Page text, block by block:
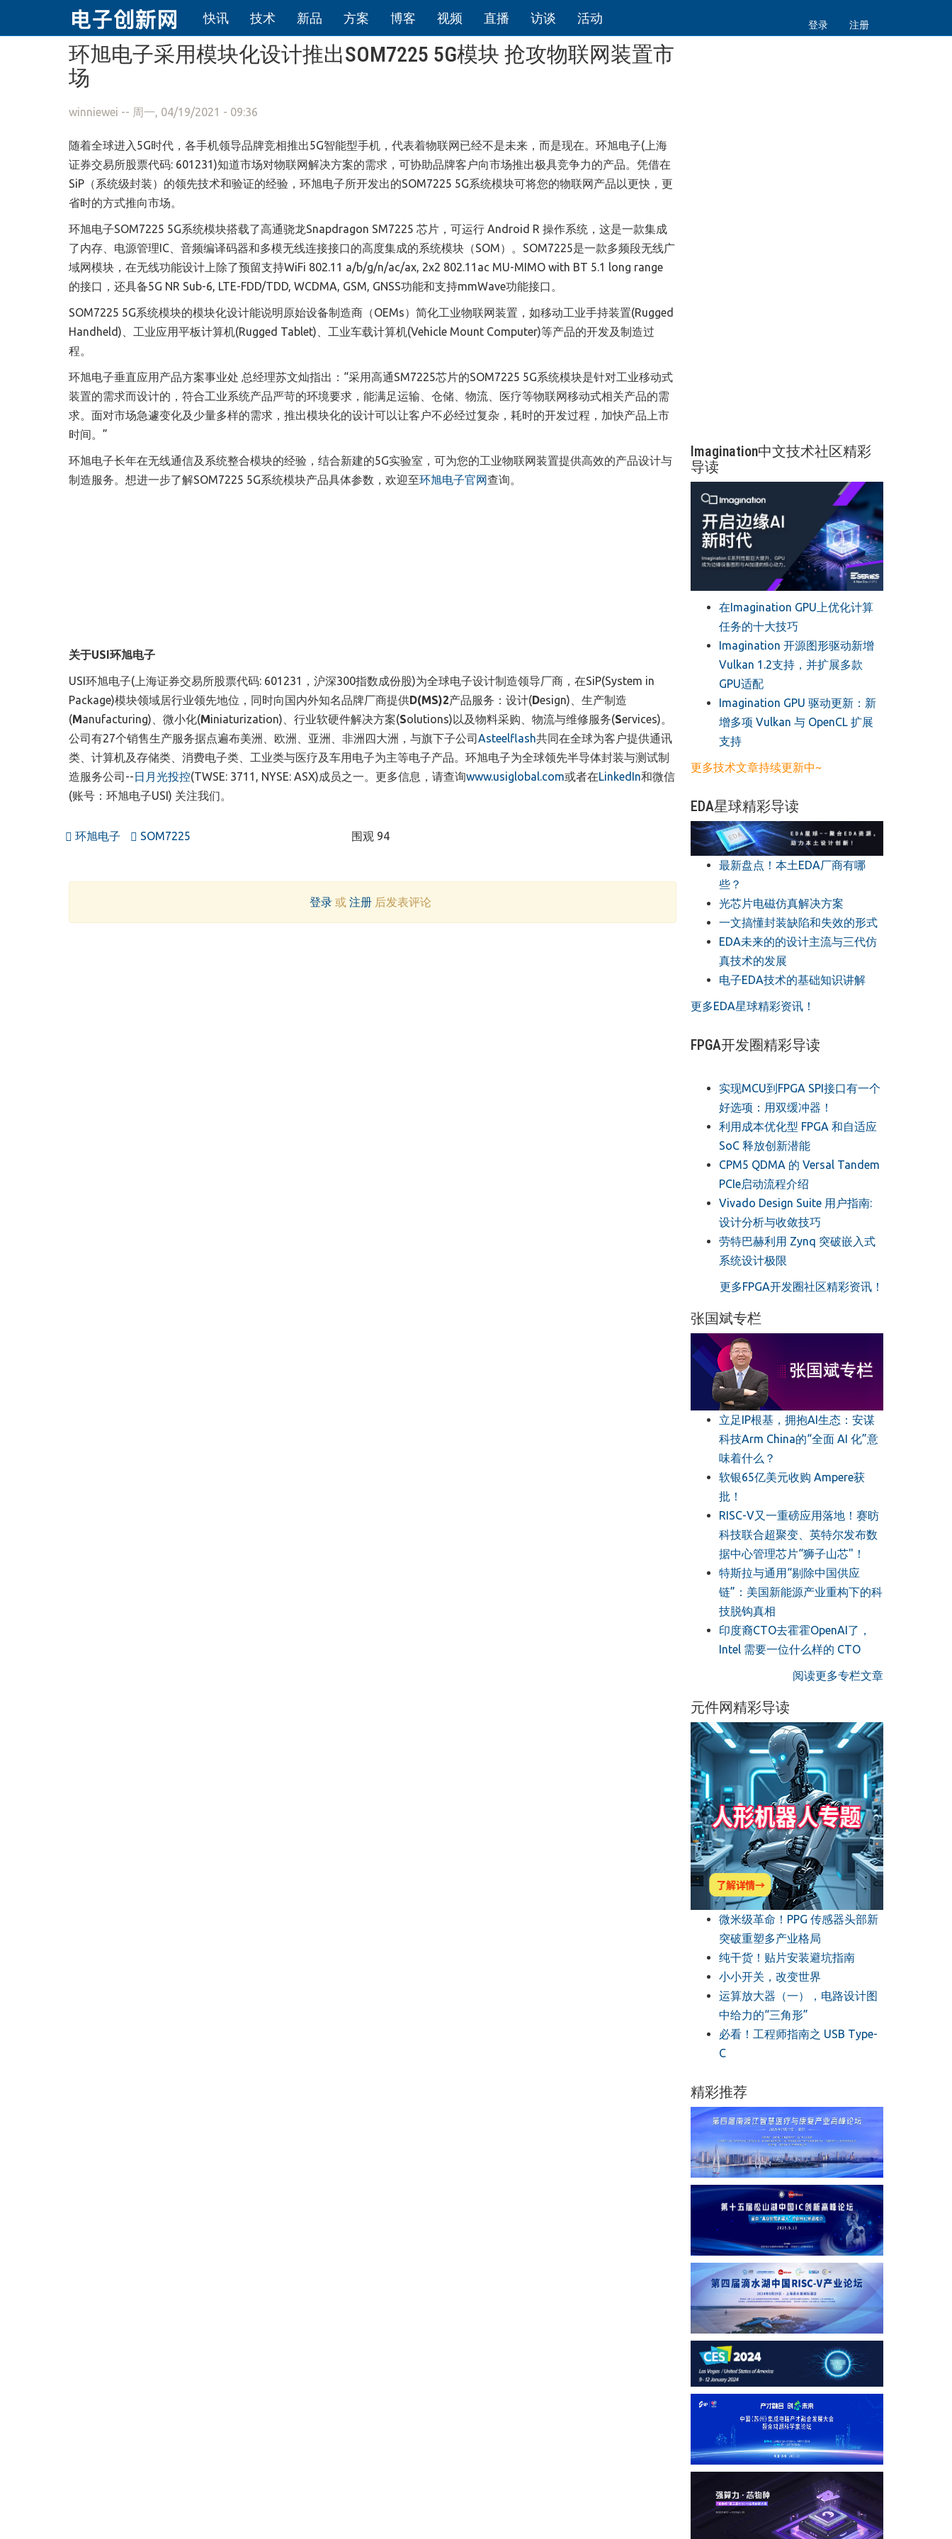
跳转到主要内容
快讯 技术 新品 方案 博客 视频 直播 访谈 活动 登录 注册
环旭电子采用模块化设计推出SOM7225 5G模块 抢攻物联网装置市
场
winniewei -- 周一, 04/19/2021 - 09:36
随着全球进入5G时代，各手机领导品牌竞相推出5G智能型手机，代表着物联网已经不是未来，而是现在。环旭电子(上海
证券交易所股票代码: 601231)知道市场对物联网解决方案的需求，可协助品牌客户向市场推出极具竞争力的产品。凭借在
SiP（系统级封装）的领先技术和验证的经验，环旭电子所开发出的SOM7225 5G系统模块可将您的物联网产品以更快，更
省时的方式推向市场。
环旭电子SOM7225 5G系统模块搭载了高通骁龙Snapdragon SM7225 芯片，可运行 Android R 操作系统，这是一款集成
了内存、电源管理IC、音频编译码器和多模无线连接接口的高度集成的系统模块（SOM）。SOM7225是一款多频段无线广
域网模块，在无线功能设计上除了预留支持WiFi 802.11 a/b/g/n/ac/ax, 2x2 802.11ac MU-MIMO with BT 5.1 long range
的接口，还具备5G NR Sub-6, LTE-FDD/TDD, WCDMA, GSM, GNSS功能和支持mmWave功能接口。
SOM7225 5G系统模块的模块化设计能说明原始设备制造商（OEMs）简化工业物联网装置，如移动工业手持装置(Rugged
Handheld)、工业应用平板计算机(Rugged Tablet)、工业车载计算机(Vehicle Mount Computer)等产品的开发及制造过
程。
环旭电子垂直应用产品方案事业处 总经理苏文灿指出：“采用高通SM7225芯片的SOM7225 5G系统模块是针对工业移动式
装置的需求而设计的，符合工业系统产品严苛的环境要求，能满足运输、仓储、物流、医疗等物联网移动式相关产品的需
求。面对市场急遽变化及少量多样的需求，推出模块化的设计可以让客户不必经过复杂，耗时的开发过程，加快产品上市
时间。”
环旭电子长年在无线通信及系统整合模块的经验，结合新建的5G实验室，可为您的工业物联网装置提供高效的产品设计与
制造服务。想进一步了解SOM7225 5G系统模块产品具体参数，欢迎至环旭电子官网查询。
关于USI环旭电子
USI环旭电子(上海证券交易所股票代码: 601231，沪深300指数成份股)为全球电子设计制造领导厂商，在SiP(System in
Package)模块领域居行业领先地位，同时向国内外知名品牌厂商提供D(MS)2产品服务：设计(Design)、生产制造
(Manufacturing)、微小化(Miniaturization)、行业软硬件解决方案(Solutions)以及物料采购、物流与维修服务(Services)。
公司有27个销售生产服务据点遍布美洲、欧洲、亚洲、非洲四大洲，与旗下子公司Asteelflash共同在全球为客户提供通讯
类、计算机及存储类、消费电子类、工业类与医疗及车用电子为主等电子产品。环旭电子为全球领先半导体封装与测试制
造服务公司--日月光投控(TWSE: 3711, NYSE: ASX)成员之一。更多信息，请查询www.usiglobal.com或者在LinkedIn和微信
(账号：环旭电子USI) 关注我们。
环旭电子 SOM7225 围观 94
登录 或注册 后发表评论
Imagination中文技术社区精彩
导读
在Imagination GPU上优化计算
任务的十大技巧
​Imagination 开源图形驱动新增
Vulkan 1.2支持，并扩展多款
GPU适配
​Imagination GPU 驱动更新：新
增多项 Vulkan 与 OpenCL 扩展
支持
更多技术文章持续更新中~
EDA星球精彩导读
最新盘点！本土EDA厂商有哪
些？
光芯片电磁仿真解决方案
一文搞懂封装缺陷和失效的形式
EDA未来的的设计主流与三代仿
真技术的发展
电子EDA技术的基础知识讲解
更多EDA星球精彩资讯！
FPGA开发圈精彩导读
实现MCU到FPGA SPI接口有一个
好选项：用双缓冲器！
利用成本优化型 FPGA 和自适应
SoC 释放创新潜能
CPM5 QDMA 的 Versal Tandem
PCIe启动流程介绍
Vivado Design Suite 用户指南:
设计分析与收敛技巧
劳特巴赫利用 Zynq 突破嵌入式
系统设计极限
更多FPGA开发圈社区精彩资讯！
张国斌专栏
立足IP根基，拥抱AI生态：安谋
科技Arm China的“全面 AI 化”意
味着什么？
软银65亿美元收购 Ampere获
批！
RISC-V又一重磅应用落地！赛昉
科技联合超聚变、英特尔发布数
据中心管理芯片“狮子山芯"！
特斯拉与通用“剔除中国供应
链”：美国新能源产业重构下的科
技脱钩真相
印度裔CTO去霍霍OpenAI了，
Intel 需要一位什么样的 CTO
阅读更多专栏文章
元件网精彩导读
微米级革命！PPG 传感器头部新
突破重塑多产业格局
纯干货！贴片安装避坑指南
小小开关，改变世界
运算放大器（一），电路设计图
中给力的“三角形”
必看！工程师指南之 USB Type-
C
精彩推荐